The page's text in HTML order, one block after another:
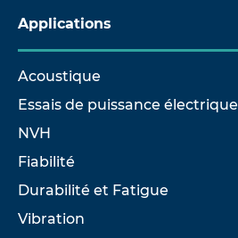
Applications
Acoustique
Essais de puissance électrique
NVH
Fiabilité
Durabilité et Fatigue
Vibration